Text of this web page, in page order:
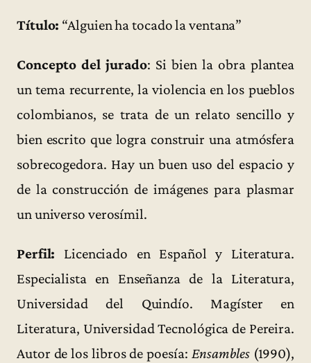
Título: “Alguien ha tocado la ventana”
Concepto del jurado: Si bien la obra plantea
un tema recurrente, la violencia en los pueblos
colombianos, se trata de un relato sencillo y
bien escrito que logra construir una atmósfera
sobrecogedora. Hay un buen uso del espacio y
de la construcción de imágenes para plasmar
un universo verosímil.
Perfil: Licenciado en Español y Literatura.
Especialista en Enseñanza de la Literatura,
Universidad del Quindío. Magíster en
Literatura, Universidad Tecnológica de Pereira.
Autor de los libros de poesía: Ensambles(1990),